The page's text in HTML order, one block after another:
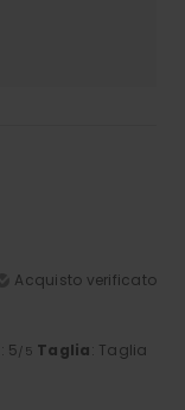
Acquisto verificato
: 5/5 Taglia: Taglia